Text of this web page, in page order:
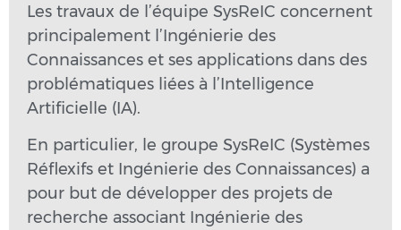
Les travaux de l’équipe SysReIC concernent
principalement l’Ingénierie des
Connaissances et ses applications dans des
problématiques liées à l’Intelligence
Artificielle (IA).
En particulier, le groupe SysReIC (Systèmes
Réflexifs et Ingénierie des Connaissances) a
pour but de développer des projets de
recherche associant Ingénierie des